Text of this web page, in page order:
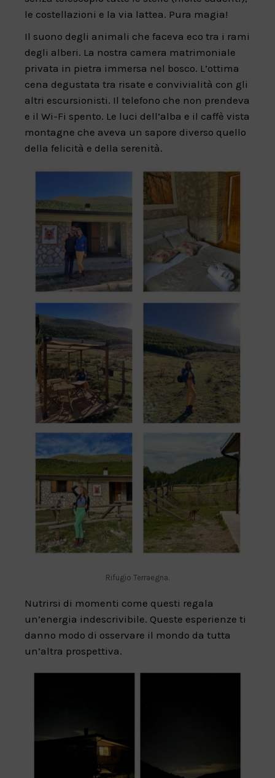
le costellazioni e la via lattea. Pura magia!
Il suono degli animali che faceva eco tra i rami
degli alberi. La nostra camera matrimoniale
privata in pietra immersa nel bosco. L’ottima
cena degustata tra risate e convivialità con gli
altri escursionisti. Il telefono che non prendeva
e il Wi-Fi spento. Le luci dell’alba e il caffè vista
montagne che aveva un sapore diverso quello
della felicità e della serenità.
Rifugio Terraegna.
Nutrirsi di momenti come questi regala
un’energia indescrivibile. Queste esperienze ti
danno modo di osservare il mondo da tutta
un’altra prospettiva.